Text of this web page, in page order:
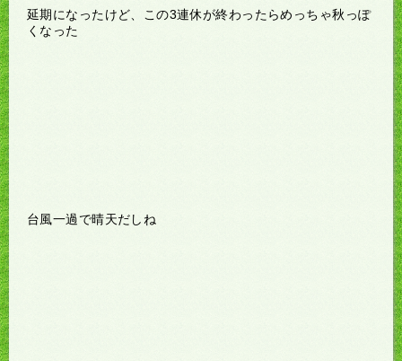
延期になったけど、この3連休が終わったらめっちゃ秋っぽ
くなった
台風一過で晴天だしね